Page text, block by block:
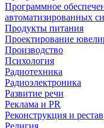
Программное
автоматизированных
Продукты питания
Проектирование
Производство
Психология
Радиотехника
Радиоэлектроника
Развитие речи
Реклама и PR
Реконструкция и
Религия